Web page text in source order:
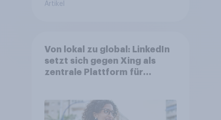
Artikel
Von lokal zu global: LinkedIn
setzt sich gegen Xing als
zentrale Plattform für